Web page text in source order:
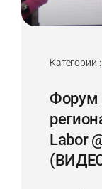
Категории :
Форум
Labor